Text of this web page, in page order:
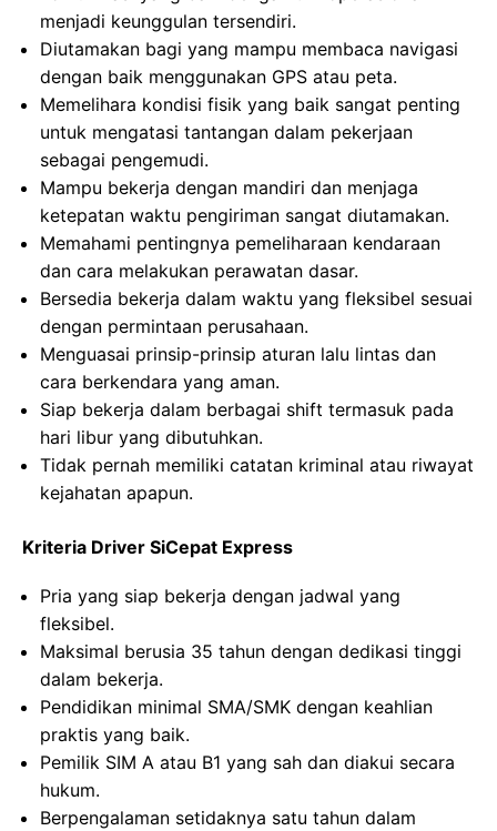
menjadi keunggulan tersendiri.
Diutamakan bagi yang mampu membaca navigasi
dengan baik menggunakan GPS atau peta.
Memelihara kondisi fisik yang baik sangat penting
untuk mengatasi tantangan dalam pekerjaan
sebagai pengemudi.
Mampu bekerja dengan mandiri dan menjaga
ketepatan waktu pengiriman sangat diutamakan.
Memahami pentingnya pemeliharaan kendaraan
dan cara melakukan perawatan dasar.
Bersedia bekerja dalam waktu yang fleksibel sesuai
dengan permintaan perusahaan.
Menguasai prinsip-prinsip aturan lalu lintas dan
cara berkendara yang aman.
Siap bekerja dalam berbagai shift termasuk pada
hari libur yang dibutuhkan.
Tidak pernah memiliki catatan kriminal atau riwayat
kejahatan apapun.
Kriteria Driver SiCepat Express
Pria yang siap bekerja dengan jadwal yang
fleksibel.
Maksimal berusia 35 tahun dengan dedikasi tinggi
dalam bekerja.
Pendidikan minimal SMA/SMK dengan keahlian
praktis yang baik.
Pemilik SIM A atau B1 yang sah dan diakui secara
hukum.
Berpengalaman setidaknya satu tahun dalam